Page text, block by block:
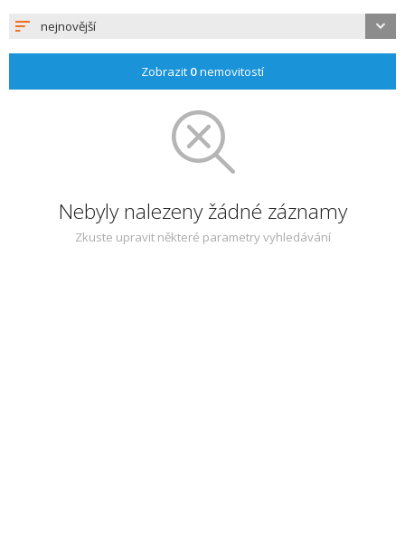
nejnovější
Zobrazit 0nemovitostí
Nebyly nalezeny žádné záznamy
Zkuste upravit některé parametry vyhledávání